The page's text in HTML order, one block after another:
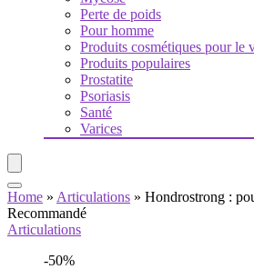
Perte de poids
Pour homme
Produits cosmétiques pour le
Produits populaires
Prostatite
Psoriasis
Santé
Varices
Home » Articulations » Hondrostrong :
Recommandé
Articulations
-50%